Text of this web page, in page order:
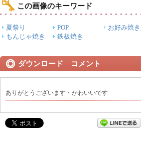
この画像のキーワード
夏祭り POP お好み焼き_
もんじゃ焼き
鉄板焼き
ダウンロード コメント
ありがとうございます・かわいいです